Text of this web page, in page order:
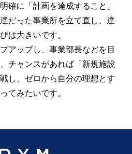
確に「計画を達成すること」
だった事業所を立て直し、達
は大きいです。
アップし、事業部長などを目
チャンスがあれば「新規施設
し、ゼロから自分の理想とす
てみたいです。